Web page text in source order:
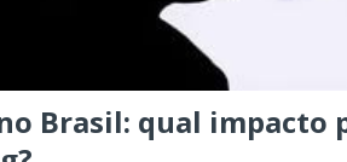
Brasil: qual impacto